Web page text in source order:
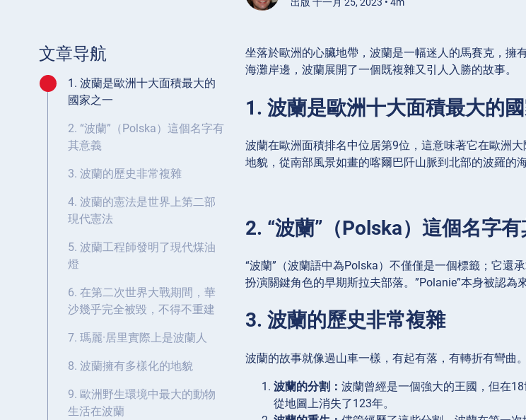
出版 十一月 25, 2023 • 4m
文章导航
1. 波蘭是歐洲十大面積最大的
國家之一
2. “波蘭”（Polska）這個名字有
其意義
3. 波蘭的歷史非常複雜
4. 波蘭的憲法是世界上第二部
現代憲法
5. 波蘭工程師發明了現代煤油
燈
6. 在第二次世界大戰期間，華
沙幾乎完全被毀，不得不重建
7. 瑪麗·居里實際上是波蘭人
8. 波蘭擁有多樣化的地貌
9. 歐洲野生環境中最大的動物
生活在波蘭
坐落於歐洲的心臟地帶，波蘭是一幅迷人的馬賽克，擁
海灘岸邊，波蘭展開了一個既複雜又引人入勝的故事。
1. 波蘭是歐洲十大面積最大的
波蘭在歐洲面積排名中位居第9位，這意味著它在歐洲
地貌，從南部風景如畫的喀爾巴阡山脈到北部的波羅的
2. “波蘭”（Polska）這個名字
“波蘭”（波蘭語中為Polska）不僅僅是一個標籤；它還
扮演關鍵角色的早期斯拉夫部落。”Polanie”本身被認為
3. 波蘭的歷史非常複雜
波蘭的故事就像過山車一樣，有起有落，有轉折有彎曲
波蘭的分割： 波蘭曾經是一個強大的王國，但在
從地圖上消失了123年。